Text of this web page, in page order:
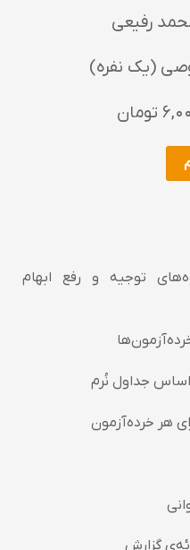
رفیعی
(یک نفره)
توجیه و رفع ابهام
اساس جداول نُرم
هر خرده‌آزمون
گزارش